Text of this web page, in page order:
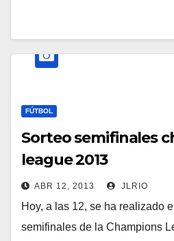
FÚTBOL
Sorteo semifinales
league 2013
ABR 12, 2013 JLRIO
Hoy, a las 12, se ha realizado
semifinales de la Champions